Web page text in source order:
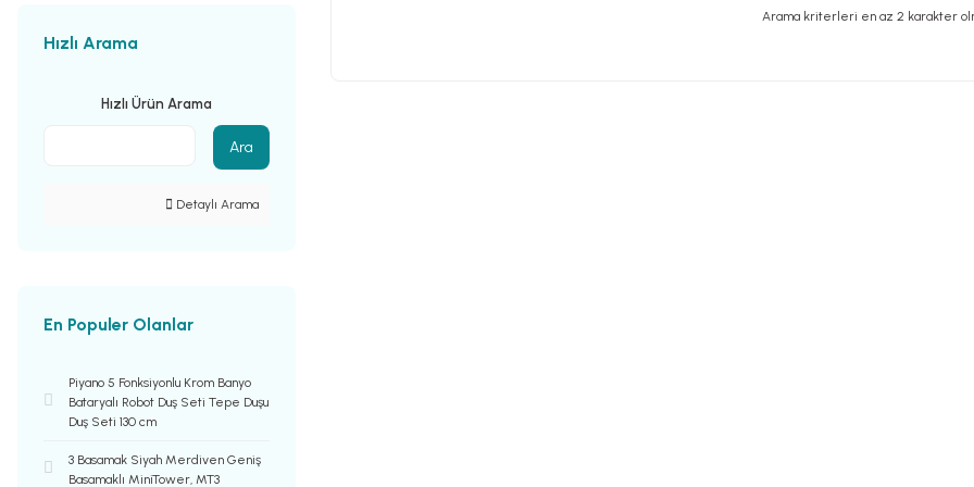
Hızlı Arama
Hızlı Ürün Arama
Ara
Detaylı Arama
En Populer Olanlar
Piyano 5 Fonksiyonlu Krom Banyo
Bataryalı Robot Duş Seti Tepe Duşu
Duş Seti 130 cm
3 Basamak Siyah Merdiven Geniş
Basamaklı MiniTower, MT3
Arama kriterleri en az 2 karakter